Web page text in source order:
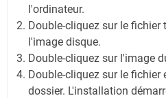
l'ordinateur.
Double-cliquez sur le fichier
l'image disque.
Double-cliquez sur l'image
Double-cliquez sur le fichier
dossier. L'installation